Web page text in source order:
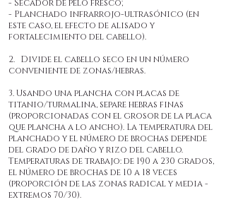
- Secador de pelo fresco;
- Planchado infrarrojo-ultrasónico (en
este caso, el efecto de alisado y
fortalecimiento del cabello).
2. Divide el cabello seco en un número
conveniente de zonas/hebras.
3. Usando una plancha con placas de
titanio/turmalina, separe hebras finas
(proporcionadas con el grosor de la placa
que plancha a lo ancho). La temperatura del
planchado y el número de brochas depende
del grado de daño y rizo del cabello.
Temperaturas de trabajo: de 190 a 230 grados,
el número de brochas de 10 a 18 veces
(proporción de las zonas radical y media -
extremos 70/30).